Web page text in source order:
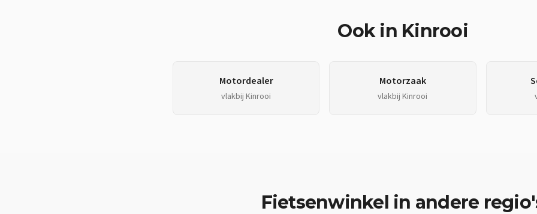
Ook in Kinrooi
Motordealer
vlakbijKinrooi
Motorzaak
vlakbijKinrooi
Fietsenwinkel in andere